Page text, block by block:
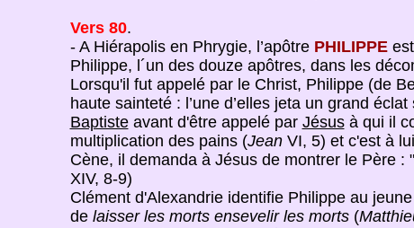
Vers 80.
- A Hiérapolis en Phrygie, l’apôtre PHILIPPEest
Philippe, l´un des douze apôtres, dans les
Lorsqu'il fut appelé par le Christ, Philippe (de
haute sainteté : l’une d’elles jeta un grand
Baptisteavant d'être appelé par Jésusà qui il
multiplication des pains (JeanVI, 5) et c'est à
Cène, il demanda à Jésus de montrer le Père : "
XIV, 8-9)
Clément d'Alexandrie identifie Philippe au
de laisser les morts ensevelir les morts(